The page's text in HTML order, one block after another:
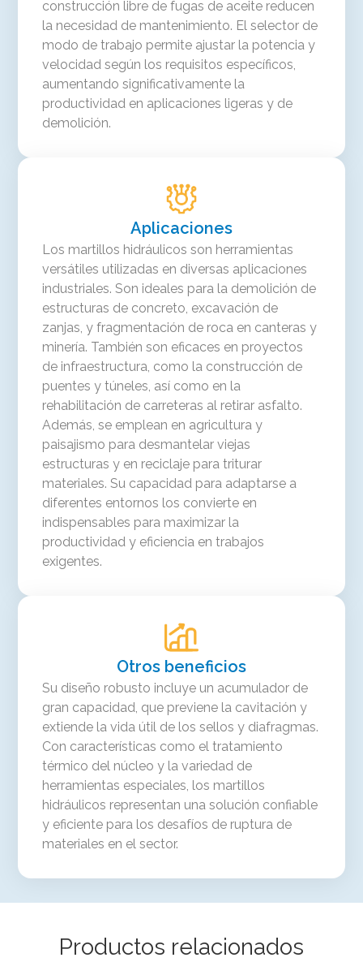
construcción libre de fugas de aceite reducen
la necesidad de mantenimiento. El selector de
modo de trabajo permite ajustar la potencia y
velocidad según los requisitos específicos,
aumentando significativamente la
productividad en aplicaciones ligeras y de
demolición.
Aplicaciones
Los martillos hidráulicos son herramientas
versátiles utilizadas en diversas aplicaciones
industriales. Son ideales para la demolición de
estructuras de concreto, excavación de
zanjas, y fragmentación de roca en canteras y
minería. También son eficaces en proyectos
de infraestructura, como la construcción de
puentes y túneles, así como en la
rehabilitación de carreteras al retirar asfalto.
Además, se emplean en agricultura y
paisajismo para desmantelar viejas
estructuras y en reciclaje para triturar
materiales. Su capacidad para adaptarse a
diferentes entornos los convierte en
indispensables para maximizar la
productividad y eficiencia en trabajos
exigentes.
Otros beneficios
Su diseño robusto incluye un acumulador de
gran capacidad, que previene la cavitación y
extiende la vida útil de los sellos y diafragmas.
Con características como el tratamiento
térmico del núcleo y la variedad de
herramientas especiales, los martillos
hidráulicos representan una solución confiable
y eficiente para los desafíos de ruptura de
materiales en el sector.
Productos relacionados